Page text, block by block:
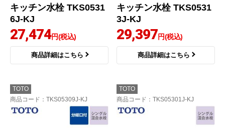
キッチン水栓 TKS0531
6J-KJ
27,474円(税込)
商品詳細はこちら
キッチン水栓 TKS0531
3J-KJ
29,397円(税込)
商品詳細はこちら
TOTO
商品コード ：TKS05309J-KJ
TOTO
商品コード ：TKS05301J-KJ